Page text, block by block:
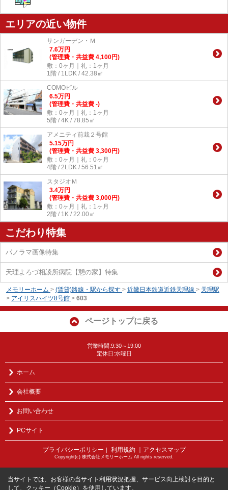
エリアの近い物件
サンガーデン・Ｍ
7.6万円
(管理費・共益費 4,100円)
敷：0ヶ月｜礼：1ヶ月
1階 / 1LDK / 42.38㎡
COMOビル
6.5万円
(管理費・共益費 -)
敷：0ヶ月｜礼：1ヶ月
5階 / 4K / 78.85㎡
アメニティ前栽２号館
5.15万円
(管理費・共益費 3,300円)
敷：0ヶ月｜礼：0ヶ月
4階 / 2LDK / 56.51㎡
スタジオＭ
3.4万円
(管理費・共益費 3,000円)
敷：0ヶ月｜礼：1ヶ月
2階 / 1K / 22.00㎡
こだわり特集
パノラマ画像特集
天理よろづ相談所病院【憩の家】特集
メモリーホーム > (賃貸)路線・駅から探す > 近畿日本鉄道近鉄天理線 > 天理駅
> アイリスハイツ8号館 > 603
ページトップに戻る
営業時間:9:30～19:00
定休日:水曜日
ホーム
会社概要
お問い合わせ
PCサイト
プライバシーポリシー ｜ 利用規約 ｜アクセスマップ
Copyright(c) 株式会社メモリーホーム All rights reserved.
当サイトでは、お客様の当サイト利用状況把握、サービス向上検討を目的と
して、クッキー（Cookie）を使用しています。